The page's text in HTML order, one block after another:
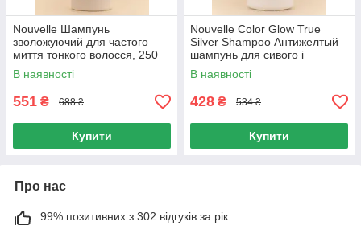
Nouvelle Шампунь
зволожуючий для частого
миття тонкого волосся, 250
мл
В наявності
551 ₴ 688 ₴
Купити
Nouvelle Color Glow True
Silver Shampoo Антижелтый
шампунь для сивого і
попелястих волосся, 250 мл
В наявності
428 ₴ 534 ₴
Купити
Про нас
99% позитивних з 302 відгуків за рік